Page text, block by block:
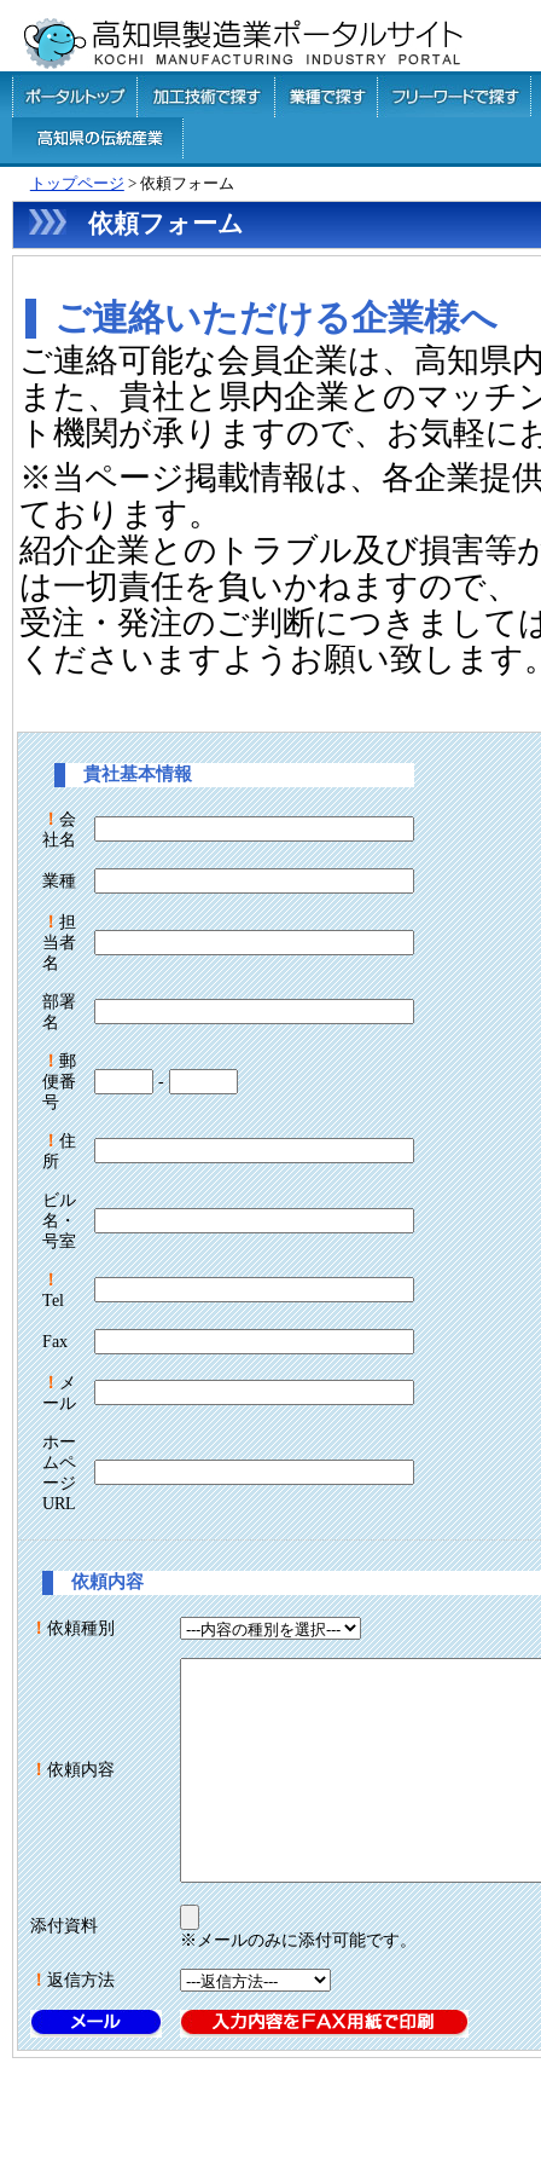
トップページ > 依頼フォーム
依頼フォーム
ご連絡いただける企業様へ
ご連絡可能な会員企業は、高知県
また、貴社と県内企業とのマッチ
ト機関が承りますので、お気軽に
※当ページ掲載情報は、各企業提
ております。
紹介企業とのトラブル及び損害等
は一切責任を負いかねますので、
受注・発注のご判断につきまして
くださいますようお願い致します
貴社基本情報
！会
社名
業種
！担
当者
名
部署
名
！郵
便番
号
-
！住
所
ビル
名・
号室
！
Tel
Fax
！メ
ール
ホー
ムペ
ージ
URL
依頼内容
！依頼種別
！依頼内容
添付資料
※メールのみに添付可能です。
！返信方法